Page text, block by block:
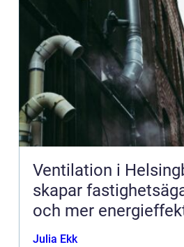
Ventilation i
skapar
och mer
byggnader
Julia Ekk